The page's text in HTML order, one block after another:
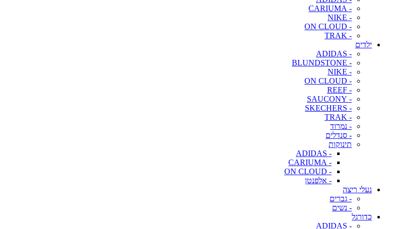
- CARIUMA
- NIKE
- ON CLOUD
- TRAK
ילדים
- ADIDAS
- BLUNDSTONE
- NIKE
- ON CLOUD
- REEF
- SAUCONY
- SKECHERS
- TRAK
- נמרוד
- סנדלים
תינוקות
- ADIDAS
- CARIUMA
- ON CLOUD
- אלפנטן
נעלי ריצה
- גברים
- נשים
כדורגל
- ADIDAS